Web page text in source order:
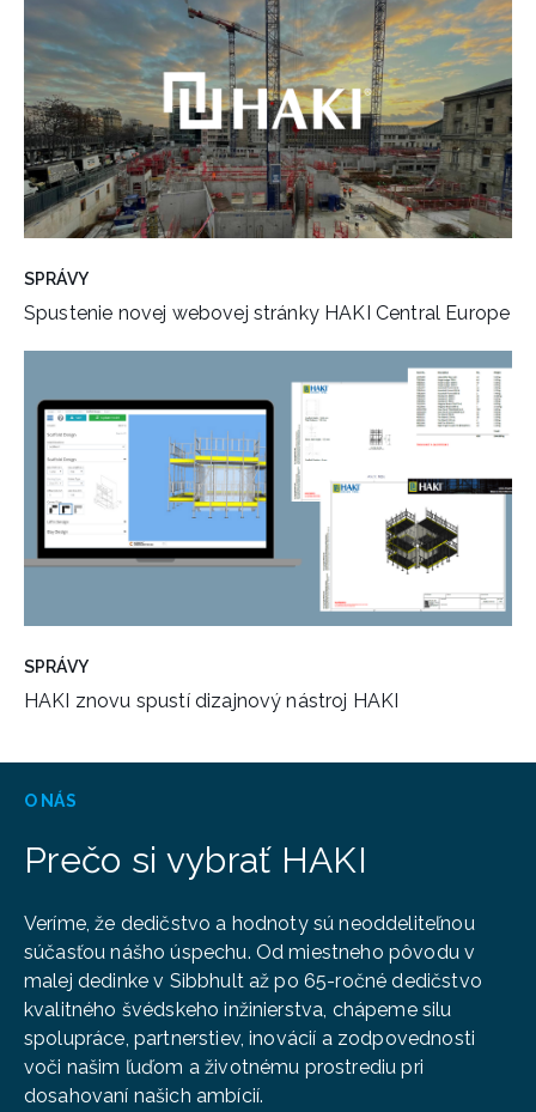
SPRÁVY
Spustenie novej webovej stránky HAKI Central Europe
SPRÁVY
HAKI znovu spustí dizajnový nástroj HAKI
O NÁS
Prečo si vybrať HAKI
Veríme, že dedičstvo a hodnoty sú neoddeliteľnou
súčasťou nášho úspechu. Od miestneho pôvodu v
malej dedinke v Sibbhult až po 65-ročné dedičstvo
kvalitného švédskeho inžinierstva, chápeme silu
spolupráce, partnerstiev, inovácií a zodpovednosti
voči našim ľuďom a životnému prostrediu pri
dosahovaní našich ambícií.